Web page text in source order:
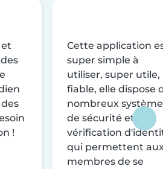
!
Cette application
super simple à
utiliser, super utile,
fiable, elle dispose
nombreux
de sécurité et de
vérification
qui permettent
membres de se